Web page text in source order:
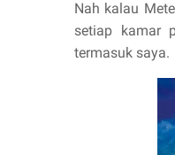
Nah kalau
setiap kamar
termasuk saya.